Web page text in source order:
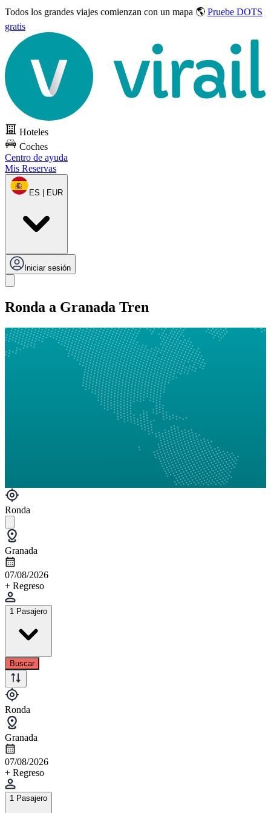
Todos los grandes viajes comienzan con un mapa 🌎 Pruebe DOTS
gratis
Hoteles
Coches
Centro de ayuda
Mis Reservas
ES | EUR
Iniciar sesión
Ronda a Granada Tren
Ronda
Granada
07/08/2026
+ Regreso
1 Pasajero
Buscar
Ronda
Granada
07/08/2026
+ Regreso
1 Pasajero